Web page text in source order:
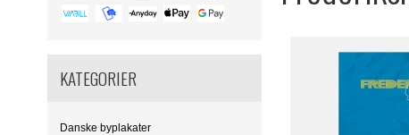
KATEGORIER
Danske byplakater